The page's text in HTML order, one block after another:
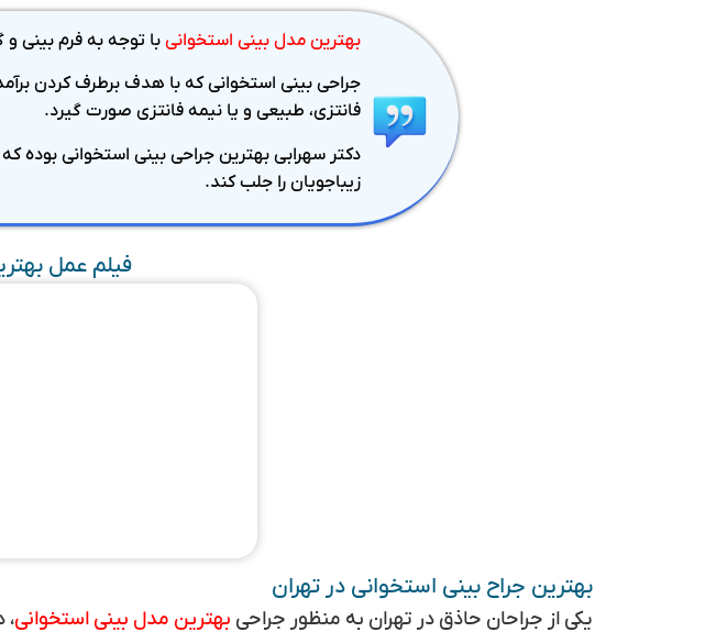
بهترین مدل بینی استخوانی با توجه به فرم
جراحی بینی استخوانی که با هدف برطرف کردن
فانتزی، طبیعی و یا نیمه فانتزی صورت گیرد.
دکتر سهرابی بهترین جراحی بینی استخوانی بوده
زیباجویان را جلب کند.
فیلم عمل
بهترین جراح بینی استخوانی در تهران
یکی از جراحان حاذق در تهران به منظور جراحی بهترین مدل بینی استخوانی،